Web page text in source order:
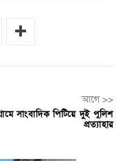
আগে >>
সাংবাদিক পিটিয়ে দুই পুলিশ
প্রত্যাহার